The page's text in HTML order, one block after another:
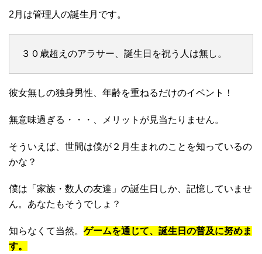
2月は管理人の誕生月です。
３０歳超えのアラサー、誕生日を祝う人は無し。
彼女無しの独身男性、年齢を重ねるだけのイベント！
無意味過ぎる・・・、メリットが見当たりません。
そういえば、世間は僕が２月生まれのことを知っているの
かな？
僕は「家族・数人の友達」の誕生日しか、記憶していませ
ん。あなたもそうでしょ？
知らなくて当然。 ゲームを通じて、誕生日の普及に努めま
す。